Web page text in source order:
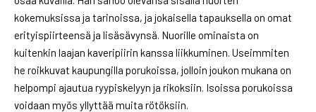
kokemuksissa ja tarinoissa, ja jokaisella tapauksella on omat
erityispiirteensä ja lisäsävynsä. Nuorille ominaista on
kuitenkin laajan kaveripiirin kanssa liikkuminen. Useimmiten
he roikkuvat kaupungilla porukoissa, jolloin joukon mukana on
helpompi ajautua ryypiskelyyn ja rikoksiin. Isoissa porukoissa
voidaan myös yllyttää muita rötöksiin.